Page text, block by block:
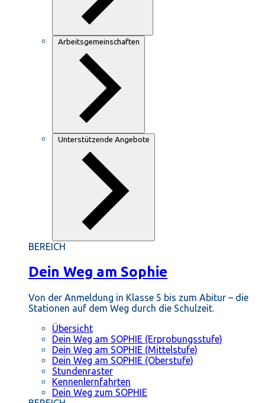
Arbeitsgemeinschaften
Unterstützende Angebote
BEREICH
Dein Weg am Sophie
Von der Anmeldung in Klasse 5 bis zum Abitur – die
Stationen auf dem Weg durch die Schulzeit.
Übersicht
Dein Weg am SOPHIE (Erprobungsstufe)
Dein Weg am SOPHIE (Mittelstufe)
Dein Weg am SOPHIE (Oberstufe)
Stundenraster
Kennenlernfahrten
Dein Weg zum SOPHIE